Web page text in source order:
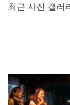
최근 사진 갤러